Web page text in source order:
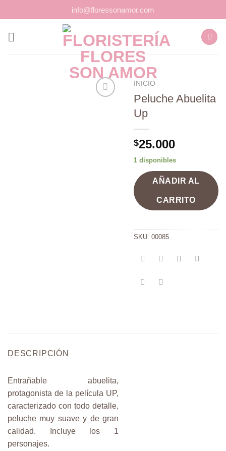
al
contenido
info@floressonamor.com
INICIO
Peluche Abuelita
Up
$25.000
1 disponibles
AÑADIR AL
CARRITO
SKU: 00085
DESCRIPCIÓN
Entrañable abuelita,
protagonista de la película UP,
caracterizado con todo detalle,
peluche muy suave y de gran
calidad. Incluye los 1
personajes.